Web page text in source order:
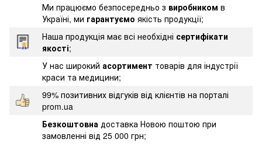
Ми працюємо безпосередньо з виробником в
Україні, ми гарантуємо якість продукції;
Наша продукція має всі необхідні сертифікати
якості;
У нас широкий асортимент товарів для індустрії
краси та медицини;
99% позитивних відгуків від клієнтів на порталі
prom.ua
Безкоштовна доставка Новою поштою при
замовленні від 25 000 грн;